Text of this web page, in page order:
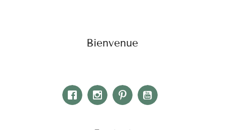
Bienvenue